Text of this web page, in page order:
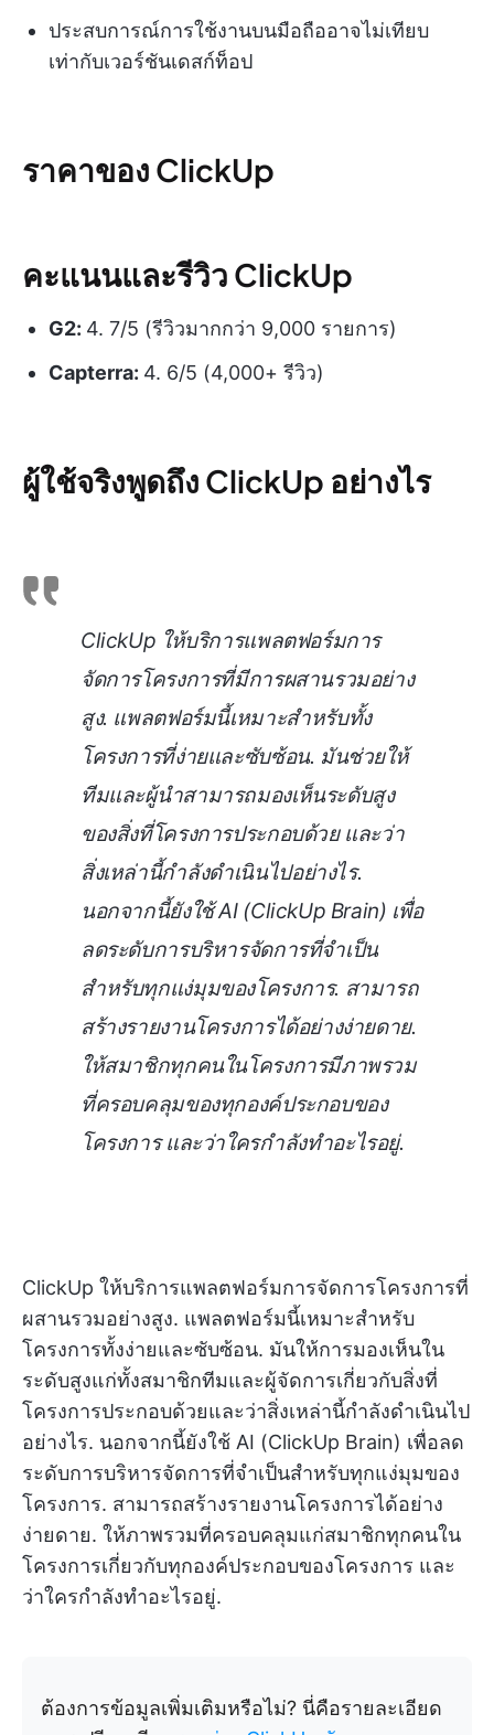
ประสบการณ์การใช้งานบนมือถืออาจไม่เทียบ
เท่ากับเวอร์ชันเดสก์ท็อป
ราคาของ ClickUp
คะแนนและรีวิว ClickUp
G2: 4. 7/5 (รีวิวมากกว่า 9,000 รายการ)
Capterra: 4. 6/5 (4,000+ รีวิว)
ผู้ใช้จริงพูดถึง ClickUp อย่างไร
ClickUp ให้บริการแพลตฟอร์มการ
จัดการโครงการที่มีการผสานรวมอย่าง
สูง. แพลตฟอร์มนี้เหมาะสำหรับทั้ง
โครงการที่ง่ายและซับซ้อน. มันช่วยให้
ทีมและผู้นำสามารถมองเห็นระดับสูง
ของสิ่งที่โครงการประกอบด้วย และว่า
สิ่งเหล่านี้กำลังดำเนินไปอย่างไร.
นอกจากนี้ยังใช้ AI (ClickUp Brain) เพื่อ
ลดระดับการบริหารจัดการที่จำเป็น
สำหรับทุกแง่มุมของโครงการ. สามารถ
สร้างรายงานโครงการได้อย่างง่ายดาย.
ให้สมาชิกทุกคนในโครงการมีภาพรวม
ที่ครอบคลุมของทุกองค์ประกอบของ
โครงการ และว่าใครกำลังทำอะไรอยู่.
ClickUp ให้บริการแพลตฟอร์มการจัดการโครงการที่
ผสานรวมอย่างสูง. แพลตฟอร์มนี้เหมาะสำหรับ
โครงการทั้งง่ายและซับซ้อน. มันให้การมองเห็นใน
ระดับสูงแก่ทั้งสมาชิกทีมและผู้จัดการเกี่ยวกับสิ่งที่
โครงการประกอบด้วยและว่าสิ่งเหล่านี้กำลังดำเนินไป
อย่างไร. นอกจากนี้ยังใช้ AI (ClickUp Brain) เพื่อลด
ระดับการบริหารจัดการที่จำเป็นสำหรับทุกแง่มุมของ
โครงการ. สามารถสร้างรายงานโครงการได้อย่าง
ง่ายดาย. ให้ภาพรวมที่ครอบคลุมแก่สมาชิกทุกคนใน
โครงการเกี่ยวกับทุกองค์ประกอบของโครงการ และ
ว่าใครกำลังทำอะไรอยู่.
ต้องการข้อมูลเพิ่มเติมหรือไม่? นี่คือรายละเอียด